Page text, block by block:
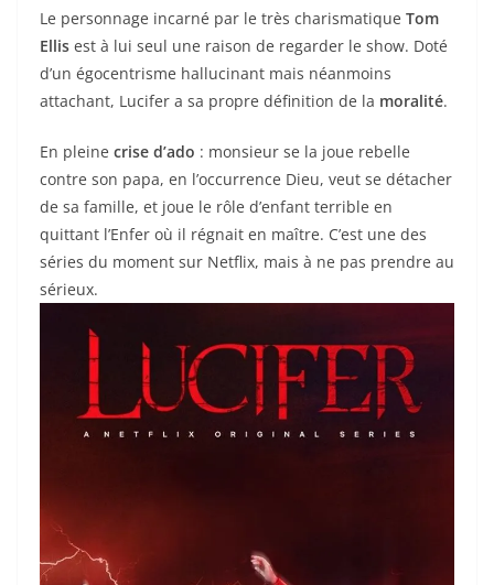
Le personnage incarné par le très charismatique Tom
Ellis est à lui seul une raison de regarder le show. Doté
d’un égocentrisme hallucinant mais néanmoins
attachant, Lucifer a sa propre définition de la moralité.
En pleine crise d’ado : monsieur se la joue rebelle
contre son papa, en l’occurrence Dieu, veut se détacher
de sa famille, et joue le rôle d’enfant terrible en
quittant l’Enfer où il régnait en maître. C’est une des
séries du moment sur Netflix, mais à ne pas prendre au
sérieux.